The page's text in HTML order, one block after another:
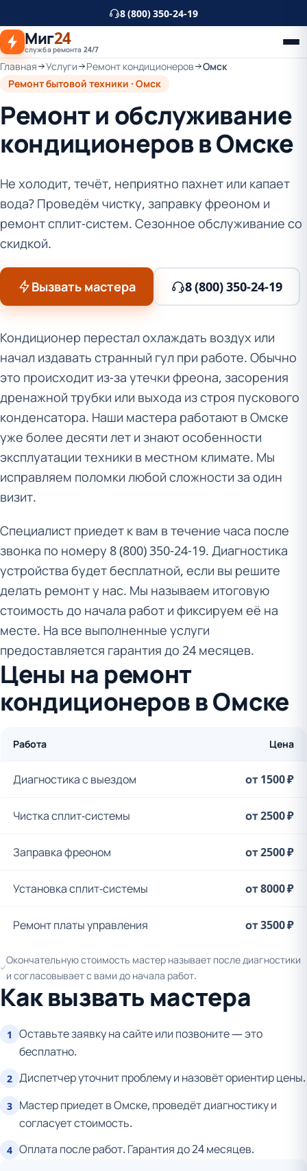
основному
контенту
8 (800) 350-24-19
Миг24
служба ремонта 24/7
Главная Услуги Ремонт кондиционеров
Омск
Ремонт бытовой техники · Омск
Ремонт и обслуживание
кондиционеров в Омске
Не холодит, течёт, неприятно пахнет или капает
вода? Проведём чистку, заправку фреоном и
ремонт сплит-систем. Сезонное обслуживание со
скидкой.
Вызвать мастера 8 (800) 350-24-19
Кондиционер перестал охлаждать воздух или
начал издавать странный гул при работе. Обычно
это происходит из-за утечки фреона, засорения
дренажной трубки или выхода из строя пускового
конденсатора. Наши мастера работают в Омске
уже более десяти лет и знают особенности
эксплуатации техники в местном климате. Мы
исправляем поломки любой сложности за один
визит.
Специалист приедет к вам в течение часа после
звонка по номеру 8 (800) 350-24-19. Диагностика
устройства будет бесплатной, если вы решите
делать ремонт у нас. Мы называем итоговую
стоимость до начала работ и фиксируем её на
месте. На все выполненные услуги
предоставляется гарантия до 24 месяцев.
Цены на ремонт
кондиционеров в Омске
Работа Цена
Диагностика с выездом от 1500 ₽
Чистка сплит-системы от 2500 ₽
Заправка фреоном от 2500 ₽
Установка сплит-системы от 8000 ₽
Ремонт платы управления от 3500 ₽
Окончательную стоимость мастер называет после диагностики
и согласовывает с вами до начала работ.
Как вызвать мастера
1
Оставьте заявку на сайте или позвоните — это
бесплатно.
2 Диспетчер уточнит проблему и назовёт ориентир цены.
3 Мастер приедет в Омске, проведёт диагностику и
согласует стоимость.
4 Оплата после работ. Гарантия до 24 месяцев.